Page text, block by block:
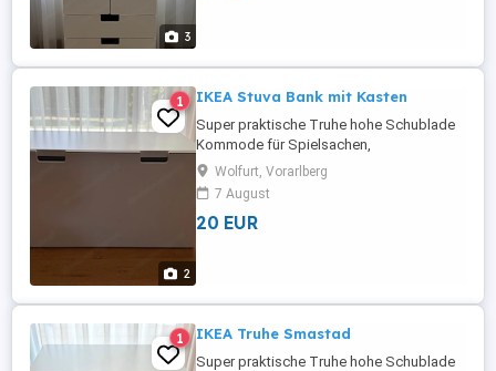
3
2
1 IKEA Stuva Bank mit Kasten
Super praktische Truhe hohe Schublade
Kommode für Spielsachen,
Faschingskleidung, Duplo oä IKEA
Smastad Sofort abholbereit
Wolfurt, Vorarlberg
7 August
20 EUR
1 IKEA Truhe Smastad
Super praktische Truhe hohe Schublade